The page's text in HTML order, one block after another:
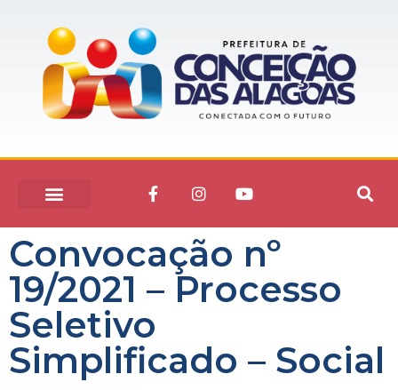
Convocação nº
19/2021 – Processo
Seletivo
Simplificado – Social